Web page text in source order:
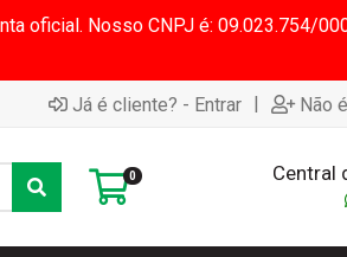
oficial. Nosso CNPJ é: 09.023.754/
Já é cliente? - Entrar | Não
0 Central